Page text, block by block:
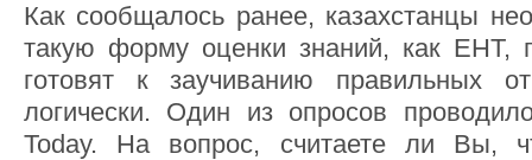
Как сообщалось ранее, казахстанцы
такую форму оценки знаний, как ЕНТ,
готовят к заучиванию правильных
логически. Один из опросов
Today. На вопрос, считаете ли Вы,